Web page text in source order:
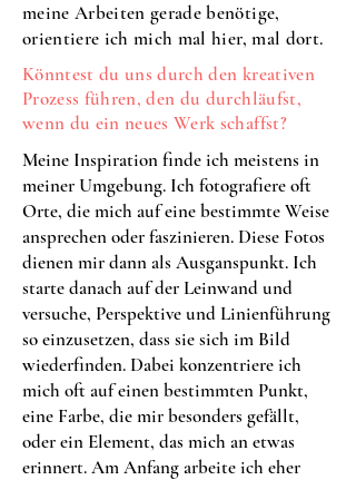
meine Arbeiten gerade benötige,
orientiere ich mich mal hier, mal dort.
Könntest du uns durch den kreativen
Prozess führen, den du durchläufst,
wenn du ein neues Werk schaffst?
Meine Inspiration finde ich meistens in
meiner Umgebung. Ich fotografiere oft
Orte, die mich auf eine bestimmte Weise
ansprechen oder faszinieren. Diese Fotos
dienen mir dann als Ausganspunkt. Ich
starte danach auf der Leinwand und
versuche, Perspektive und Linienführung
so einzusetzen, dass sie sich im Bild
wiederfinden. Dabei konzentriere ich
mich oft auf einen bestimmten Punkt,
eine Farbe, die mir besonders gefällt,
oder ein Element, das mich an etwas
erinnert. Am Anfang arbeite ich eher